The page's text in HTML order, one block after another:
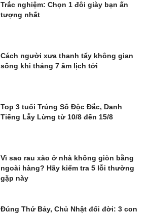
Trắc nghiệm: Chọn 1 đôi giày bạn ấn
tượng nhất
Cách người xưa thanh tẩy không gian
sống khi tháng 7 âm lịch tới
Top 3 tuổi Trúng Số Độc Đắc, Danh
Tiếng Lẫy Lừng từ 10/8 đến 15/8
Vì sao rau xào ở nhà không giòn bằng
ngoài hàng? Hãy kiểm tra 5 lỗi thường
gặp này
Đúng Thứ Bảy, Chủ Nhật đổi đời: 3 con